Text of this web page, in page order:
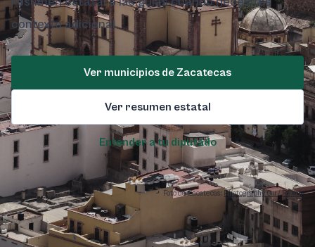
contexto adicional.
Ver municipios de Zacatecas
Ver resumen estatal
Entender a tu diputado
Foto de Zacatecas: Photography Gu / Pexels